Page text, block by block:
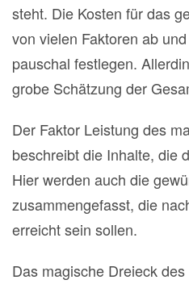
steht. Die Kosten für das
von vielen Faktoren ab
pauschal festlegen.
grobe Schätzung der
Der Faktor Leistung des
beschreibt die Inhalte, die
Hier werden auch die
zusammengefasst, die
erreicht sein sollen.
Das magische Dreieck